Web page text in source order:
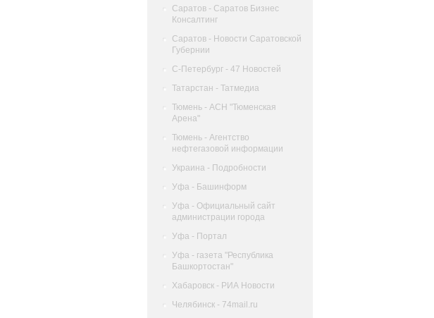
Саратов - Саратов Бизнес
Консалтинг
Саратов - Новости Саратовской
Губернии
С-Петербург - 47 Новостей
Татарстан - Татмедиа
Тюмень - АСН "Тюменская
Арена"
Тюмень - Агентство
нефтегазовой информации
Украина - Подробности
Уфа - Башинформ
Уфа - Официальный сайт
администрации города
Уфа - Портал
Уфа - газета "Республика
Башкортостан"
Хабаровск - РИА Новости
Челябинск - 74mail.ru